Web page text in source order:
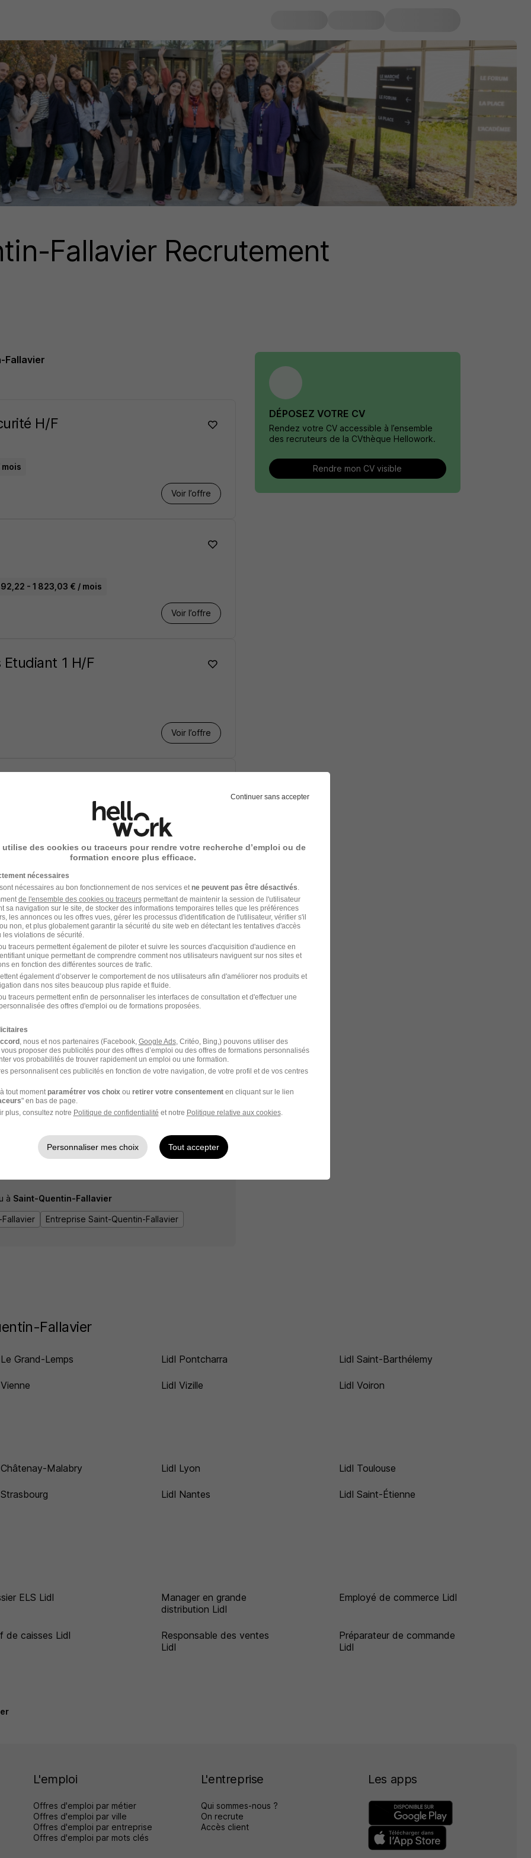
Fallavier Recrutement
Fallavier
H/F
mois
Voir l’offre
- 1 823,03 € / mois
Voir l’offre
1 H/F
Voir l’offre
1 H/F
Voir l’offre
H/F
/ an
Voir l’offre
H/F
- 1 823,03 € / mois
Voir l’offre
à Saint-Quentin-Fallavier
Entreprise Saint-Quentin-Fallavier
DÉPOSEZ VOTRE CV
Rendez votre CV accessible à l’ensemble
des recruteurs de la CVthèque Hellowork.
Rendre mon CV visible
Fallavier
Grand-Lemps Lidl Pontcharra Lidl Saint-Barthélemy
Lidl Vizille Lidl Voiron
Malabry Lidl Lyon Lidl Toulouse
Lidl Nantes Lidl Saint-Étienne
ELS Lidl
Manager en grande
distribution Lidl
Employé de commerce Lidl
de caisses Lidl
Responsable des ventes
Lidl
Préparateur de commande
Lidl
L'emploi
Offres d'emploi par métier
Offres d'emploi par ville
Offres d'emploi par entreprise
Offres d'emploi par mots clés
L'entreprise
Qui sommes-nous ?
On recrute
Accès client
Les apps
Continuer sans accepter
utilise des cookies ou traceurs pour rendre votre recherche d’emploi ou de
formation encore plus efficace.
nécessaires
nécessaires au bon fonctionnement de nos services etne peuvent pas être désactivés.
de l'ensemble des cookies ou traceurspermettant de maintenir la session de l'utilisateur
sa navigation sur le site, de stocker des informations temporaires telles que les préférences
les annonces ou les offres vues, gérer les processus d'identification de l'utilisateur, vérifier s'il
non, et plus globalement garantir la sécurité du site web en détectant les tentatives d'accès
les violations de sécurité.
traceurs permettent également de piloter et suivre les sources d'acquisition d'audience en
unique permettant de comprendre comment nos utilisateurs naviguent sur nos sites et
en fonction des différentes sources de trafic.
également d’observer le comportement de nos utilisateurs afin d'améliorer nos produits et
dans nos sites beaucoup plus rapide et fluide.
traceurs permettent enfin de personnaliser les interfaces de consultation et d'effectuer une
des offres d'emploi ou de formations proposées.
, nous et nos partenaires (Facebook, Google Ads, Critéo, Bing,) pouvons utiliser des
proposer des publicités pour des offres d’emploi ou des offres de formations personnalisés
vos probabilités de trouver rapidement un emploi ou une formation.
personnalisent ces publicités en fonction de votre navigation, de votre profil et de vos centres
tout momentparamétrer vos choixou retirer votre consentementen cliquant sur le lien
" en bas de page.
plus, consultez notre Politique de confidentialité et notre Politique relative aux cookies.
Personnaliser mes choix Tout accepter